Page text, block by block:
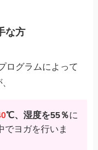
な方
ログラムによって
℃、湿度を55％に
でヨガを行いま